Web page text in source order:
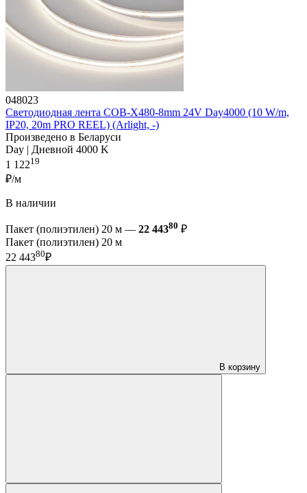
048023
Светодиодная лента COB-X480-8mm 24V Day4000 (10 W/m,
IP20, 20m PRO REEL) (Arlight, -)
Произведено в Беларуси
Day | Дневной 4000 K
1 12219
₽/м
В наличии
Пакет (полиэтилен) 20 м — 22 44380 ₽
Пакет (полиэтилен) 20 м
22 44380₽
В корзину